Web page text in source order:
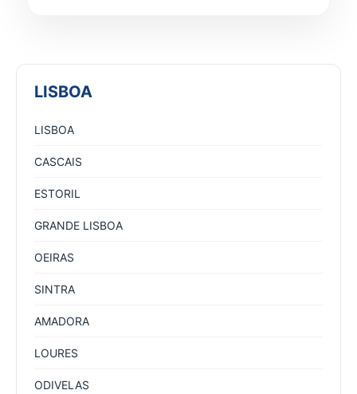
LISBOA
LISBOA
CASCAIS
ESTORIL
GRANDE LISBOA
OEIRAS
SINTRA
AMADORA
LOURES
ODIVELAS